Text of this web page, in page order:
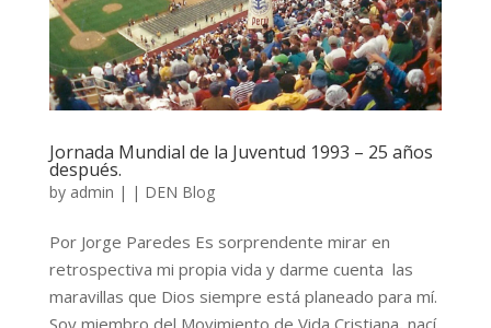
Jornada Mundial de la Juventud 1993 – 25 años
después.
by admin | | DEN Blog
Por Jorge Paredes Es sorprendente mirar en
retrospectiva mi propia vida y darme cuenta las
maravillas que Dios siempre está planeado para mí.
Soy miembro del Movimiento de Vida Cristiana, nací